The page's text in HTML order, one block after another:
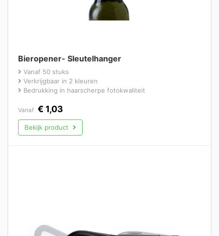
Bieropener- Sleutelhanger
Vanaf 50 stuks
Verkrijgbaar in 2 kleuren
Bedrukking in haarscherpe fotokwaliteit
Vanaf € 1,03
Bekijk product